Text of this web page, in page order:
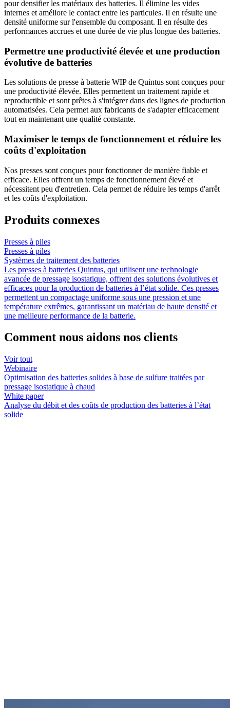
pour densifier les matériaux des batteries. Il élimine les vides
internes et améliore le contact entre les particules. Il en résulte une
densité uniforme sur l'ensemble du composant. Il en résulte des
performances accrues et une durée de vie plus longue des batteries.
Permettre une productivité élevée et une production
évolutive de batteries
Les solutions de presse à batterie WIP de Quintus sont conçues pour
une productivité élevée. Elles permettent un traitement rapide et
reproductible et sont prêtes à s'intégrer dans des lignes de production
automatisées. Cela permet aux fabricants de s'adapter efficacement
tout en maintenant une qualité constante.
Maximiser le temps de fonctionnement et réduire les
coûts d'exploitation
Nos presses sont conçues pour fonctionner de manière fiable et
efficace. Elles offrent un temps de fonctionnement élevé et
nécessitent peu d'entretien. Cela permet de réduire les temps d'arrêt
et les coûts d'exploitation.
Produits connexes
Presses à piles
Presses à piles
Systèmes de traitement des batteries
Les presses à batteries Quintus, qui utilisent une technologie
avancée de pressage isostatique, offrent des solutions évolutives et
efficaces pour la production de batteries à l’état solide. Ces presses
permettent un compactage uniforme sous une pression et une
température extrêmes, garantissant un matériau de haute densité et
une meilleure performance de la batterie.
Comment nous aidons nos clients
Voir tout
Webinaire
Optimisation des batteries solides à base de sulfure traitées par
pressage isostatique à chaud
White paper
Analyse du débit et des coûts de production des batteries à l’état
solide